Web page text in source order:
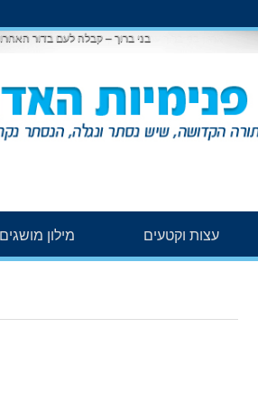
בני ברוך – קבלה לעם בדור
מילון מושגים עצות וקטעים